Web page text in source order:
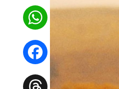
WhatsApp
Facebook